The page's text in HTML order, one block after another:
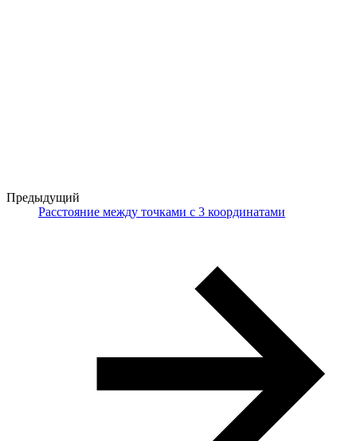
Предыдущий
Расстояние между точками с 3 координатами